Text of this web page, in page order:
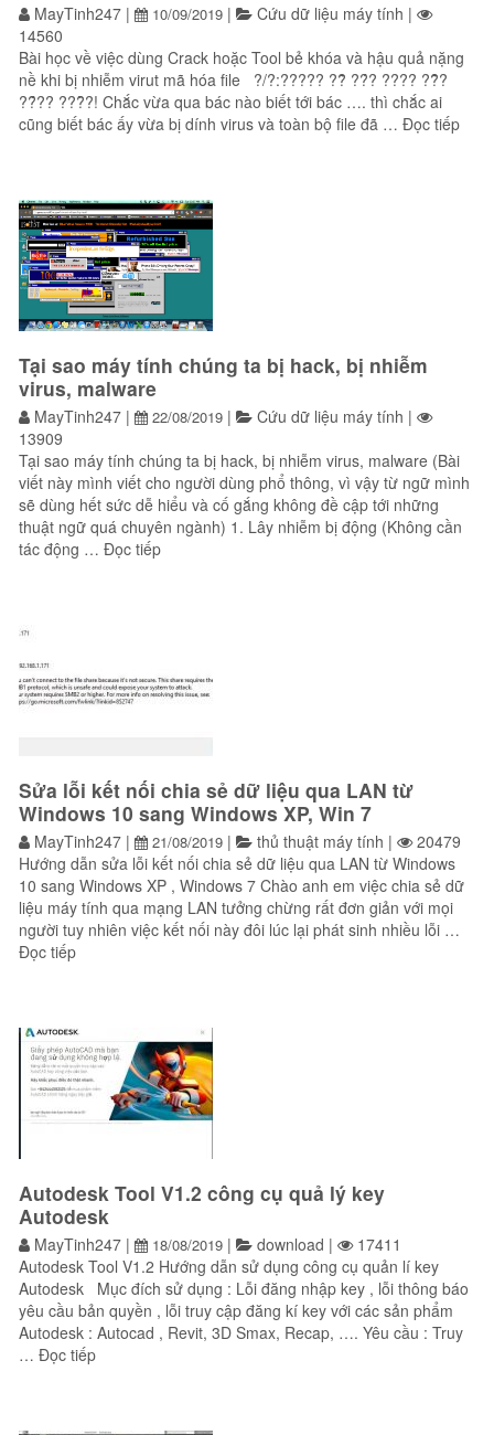
MayTinh247 | 10/09/2019 | Cứu dữ liệu máy tính |
14560
Bài học về việc dùng Crack hoặc Tool bẻ khóa và hậu quả nặng
nề khi bị nhiễm virut mã hóa file ?/?:????? ??̃ ??́? ???? ??̂̃?
??̂́?? ???̂̀?! Chắc vừa qua bác nào biết tới bác …. thì chắc ai
cũng biết bác ấy vừa bị dính virus và toàn bộ file đã … Đọc tiếp
Tại sao máy tính chúng ta bị hack, bị nhiễm
virus, malware
MayTinh247 | 22/08/2019 | Cứu dữ liệu máy tính |
13909
Tại sao máy tính chúng ta bị hack, bị nhiễm virus, malware (Bài
viết này mình viết cho người dùng phổ thông, vì vậy từ ngữ mình
sẽ dùng hết sức dễ hiểu và cố gắng không đề cập tới những
thuật ngữ quá chuyên ngành) 1. Lây nhiễm bị động (Không cần
tác động … Đọc tiếp“Tại sao máy tính chúng ta bị hack, bị nhiễm
Sửa lỗi kết nối chia sẻ dữ liệu qua LAN từ
Windows 10 sang Windows XP, Win 7
MayTinh247 | 21/08/2019 | thủ thuật máy tính |
20479
Hướng dẫn sửa lỗi kết nối chia sẻ dữ liệu qua LAN từ Windows
10 sang Windows XP , Windows 7 Chào anh em việc chia sẻ dữ
liệu máy tính qua mạng LAN tưởng chừng rất đơn giản với mọi
người tuy nhiên việc kết nối này đôi lúc lại phát sinh nhiều lỗi …
Đọc tiếp“Sửa lỗi kết nối chia sẻ dữ liệu qua LAN từ Windows 10
Autodesk Tool V1.2 công cụ quả lý key
Autodesk
MayTinh247 | 18/08/2019 | download |
17411
Autodesk Tool V1.2 Hướng dẫn sử dụng công cụ quản lí key
Autodesk Mục đích sử dụng : Lỗi đăng nhập key , lỗi thông báo
yêu cầu bản quyền , lỗi truy cập đăng kí key với các sản phẩm
Autodesk : Autocad , Revit, 3D Smax, Recap, …. Yêu cầu : Truy
… Đọc tiếp“Autodesk Tool V1.2 công cụ quả lý key Autodesk”